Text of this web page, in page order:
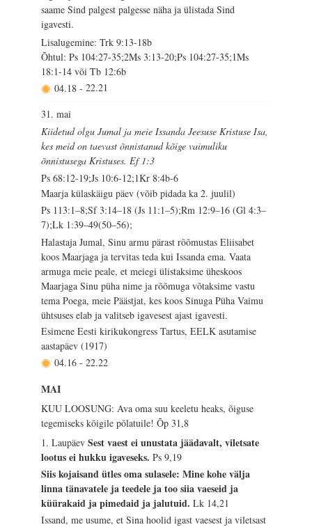
saame Sind palgest palgesse näha ja ülistada Sind
igavesti.
Lisalugemine: Trk 9:13-18b
Õhtul: Ps 104:27-35;2Ms 3:13-20;Ps 104:27-35;1Ms
18:1-14 või Tb 12:6b
04.18 - 22.21
31. mai
Kiidetud olgu Jumal ja meie Issanda Jeesuse Kristuse Isa,
kes meid on taevast õnnistanud kõige vaimuliku
õnnistusega Kristuses. Ef 1:3
Ps 68:12-19;Js 10:6-12;1Kr 8:4b-6
Maarja külaskäigu päev (võib pidada ka 2. juulil)
Ps 113:1–8;Sf 3:14–18 (Js 11:1–5);Rm 12:9–16 (Gl 4:3–
7);Lk 1:39–49(50–56);
Halastaja Jumal, Sinu armu pärast rõõmustas Eliisabet
koos Maarjaga ja tervitas teda kui Issanda ema. Vaata
armuga meie peale, et meiegi ülistaksime üheskoos
Maarjaga Sinu püha nime ja rõõmuga võtaksime vastu
tema Poega, meie Päästjat, kes koos Sinuga Püha Vaimu
ühtsuses elab ja valitseb igavesest ajast igavesti.
Esimene Eesti kirikukongress Tartus, EELK asutamise
aastapäev (1917)
04.16 - 22.22
MAI
KUU LOOSUNG: Ava oma suu keeletu heaks, õiguse
tegemiseks kõigile põlatuile!Õp 31,8
1. LaupäevSest vaest ei unustata jäädavalt, viletsate
lootus ei hukku igaveseks.Ps 9,19
Siis kojaisand ütles oma sulasele: Mine kohe välja
linna tänavatele ja teedele ja too siia vaeseid ja
küürakaid ja pimedaid ja jalutuid.Lk 14,21
Issand, me usume, et Sina hoolid igast vaesest ja viletsast